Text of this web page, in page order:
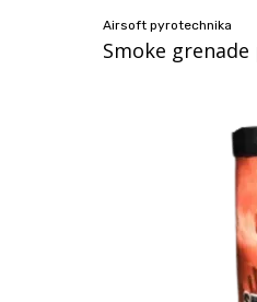
Airsoft pyrotechnika
Smoke